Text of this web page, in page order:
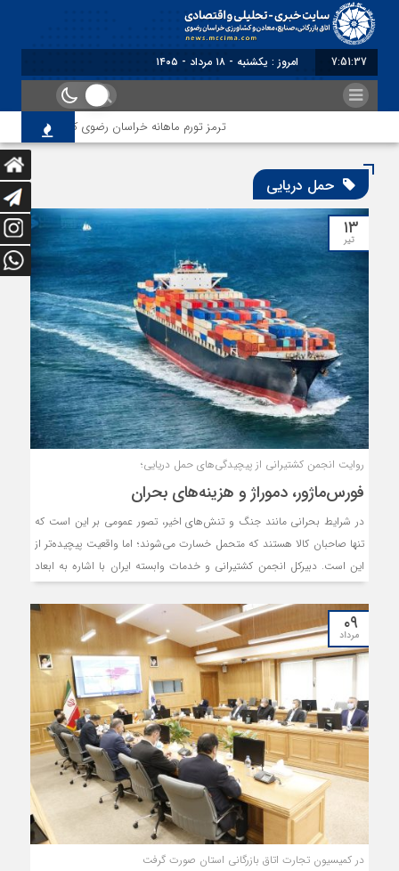
7:51:38 امروز : یکشنبه - ۱۸ مرداد - ۱۴۰۵
ترمز تورم ماهانه خراسان رضوی کشیده شد؛ فشار
حمل دریایی
۱۳
تیر
روایت انجمن کشتیرانی از پیچیدگی‌های حمل دریایی؛
فورس‌ماژور، دموراژ و هزینه‌های بحران
در شرایط بحرانی مانند جنگ و تنش‌های اخیر، تصور عمومی بر این است که
تنها صاحبان کالا هستند که متحمل خسارت می‌شوند؛ اما واقعیت پیچیده‌تر از
این است. دبیرکل انجمن کشتیرانی و خدمات وابسته ایران با اشاره به ابعاد
شرایطی، تمامی حلقه‌های زنجیره لجستیک از راننده کامیون تا مالک کشتی در
معرض زیان قرار می‌گیرند.
۰۹
مرداد
در کمیسیون تجارت اتاق بازرگانی استان صورت گرفت